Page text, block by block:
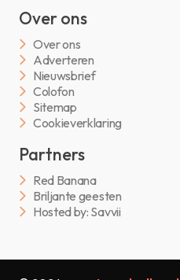
Over ons
Over ons
Adverteren
Nieuwsbrief
Colofon
Sitemap
Cookieverklaring
Partners
Red Banana
Briljante geesten
Hosted by: Savvii